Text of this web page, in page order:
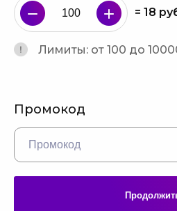
= 18
Лимиты: от 100 до
Промокод